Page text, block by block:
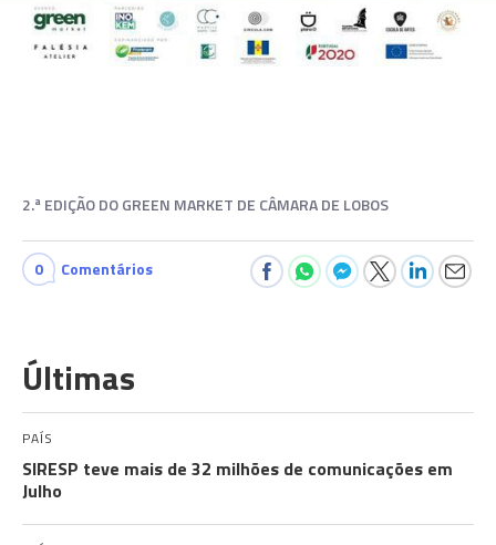
2.ª EDIÇÃO DO GREEN MARKET DE CÂMARA DE LOBOS
0 Comentários
Últimas
PAÍS
SIRESP teve mais de 32 milhões de comunicações em
Julho